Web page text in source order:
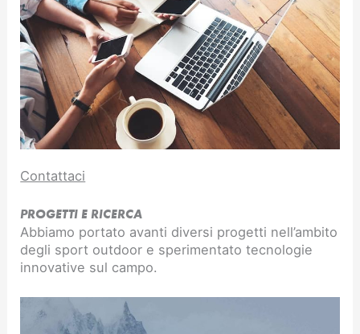
Contattaci
PROGETTI E RICERCA
Abbiamo portato avanti diversi progetti nell’ambito
degli sport outdoor e sperimentato tecnologie
innovative sul campo.